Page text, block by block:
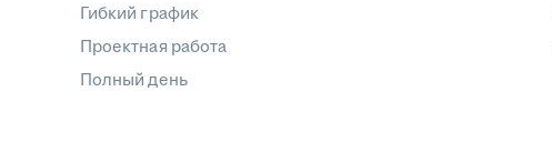
Гибкий график
Проектная работа
Полный день